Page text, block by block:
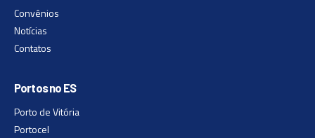
Convênios
Notícias
Contatos
Portos no ES
Porto de Vitória
Portocel